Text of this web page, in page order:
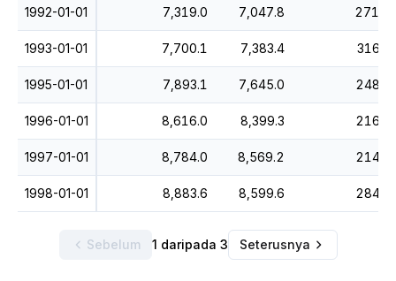
1992-01-01 7,319.0 7,047.8 271.2
1993-01-01 7,700.1 7,383.4 316.8
1995-01-01 7,893.1 7,645.0 248.1
1996-01-01 8,616.0 8,399.3 216.8
1997-01-01 8,784.0 8,569.2 214.9
1998-01-01 8,883.6 8,599.6 284.0
Sebelum 1 daripada 3 Seterusnya